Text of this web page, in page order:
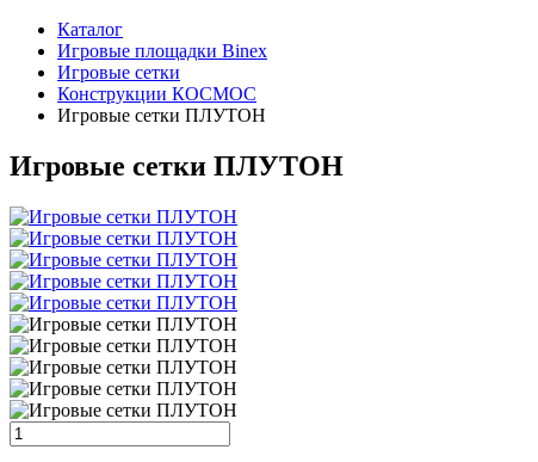
Каталог
Игровые площадки Binex
Игровые сетки
Конструкции КОСМОС
Игровые сетки ПЛУТОН
Игровые сетки ПЛУТОН